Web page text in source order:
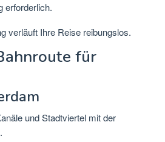
erforderlich.
verläuft Ihre Reise reibungslos.
für
und Stadtviertel mit der